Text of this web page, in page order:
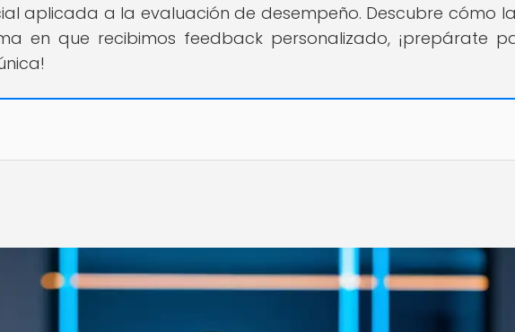
aplicada a la evaluación de desempeño. Descubre cómo
en que recibimos feedback personalizado, ¡prepárate